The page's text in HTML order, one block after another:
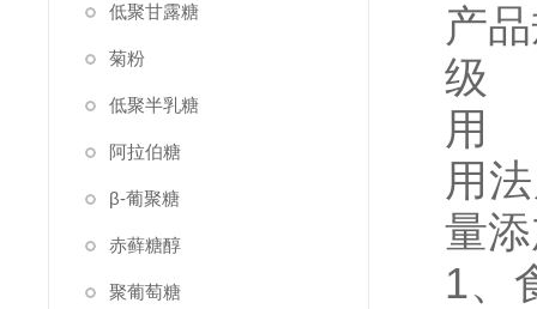
低聚甘露糖
菊粉
低聚半乳糖
阿拉伯糖
β-葡聚糖
赤藓糖醇
聚葡萄糖
产
级
用
用
量
1、